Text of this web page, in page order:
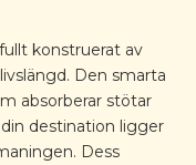
konstruerat av
Den smarta
absorberar stötar
destination ligger
Dess